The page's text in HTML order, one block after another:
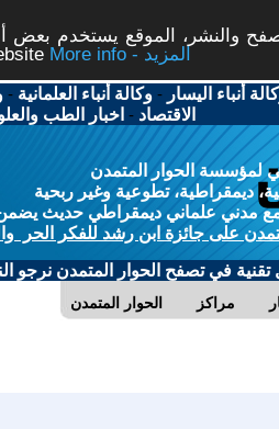
والنشر، الموقع يستخدم بعض
More info - المزيد
أنباء اليسار -وكالة أنباء العلمانية -
الاقتصاد - اخبار الطب
لمؤسسة الحوار المتمدن
ديمقراطية، تطوعية وغير ربحية
مدني علماني ديمقراطي حديث يضمن
على جائزة ابن رشد للفكر الحر
في تصفح الحوار المتمدن نرجو
الحوار المتمدن مراكز